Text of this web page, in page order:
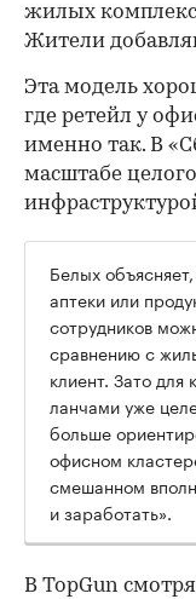
жилых
Жители
Эта модель
где ретейл у
именно так. В
масштабе
Белых
аптеки или
сотрудников
сравнению с
клиент. Зато
ланчами уже
больше
офисном
смешанном
и заработать».
В TopGun